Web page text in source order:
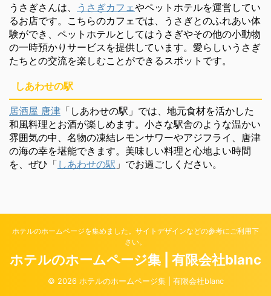
うさぎさんは、 うさぎカフェやペットホテルを運営してい
るお店です。こちらのカフェでは、うさぎとのふれあい体
験ができ、ペットホテルとしてはうさぎやその他の小動物
の一時預かりサービスを提供しています。愛らしいうさぎ
たちとの交流を楽しむことができるスポットです。
しあわせの駅
居酒屋 唐津 「しあわせの駅」では、地元食材を活かした
和風料理とお酒が楽しめます。小さな駅舎のような温かい
雰囲気の中、名物の凍結レモンサワーやアジフライ、唐津
の海の幸を堪能できます。美味しい料理と心地よい時間
を、ぜひ「 しあわせの駅 」でお過ごしください。
ホテルのホームページを集めました。サイトデザインなどの参考にご利用下
さい。
ホテルのホームページ集 | 有限会社blanc
© 2026 ホテルのホームページ集 | 有限会社blanc